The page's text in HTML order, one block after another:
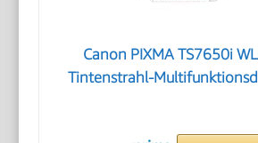
Canon PIXMA TS7650i
Tintenstrahl-